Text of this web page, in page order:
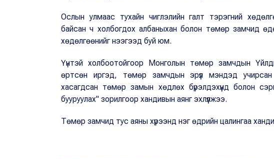
Ослын улмаас тухайн чиглэлийн галт тэрэгний
байсан ч холбогдох албаныхан болон төмөр замчид
хөдөлгөөнийг нээгээд буй юм.
Үүнтэй холбоотойгоор Монголын төмөр замчдын
өртсөн иргэд, төмөр замчдын эрүүл мэндэд учирсан
хасагдсан төмөр замын хөдлөх бүрэлдэхүүнд болон
бууруулах" зорилгоор хандивын аянг эхлүүлжээ.
Төмөр замчид тус аяны хүрээнд нэг өдрийн цалингаа